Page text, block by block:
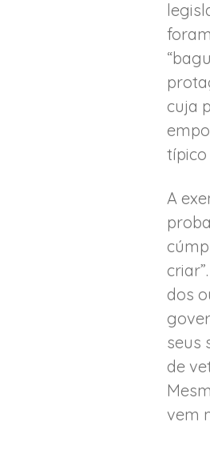
cuja
típico
A
dos
seus
de
vem